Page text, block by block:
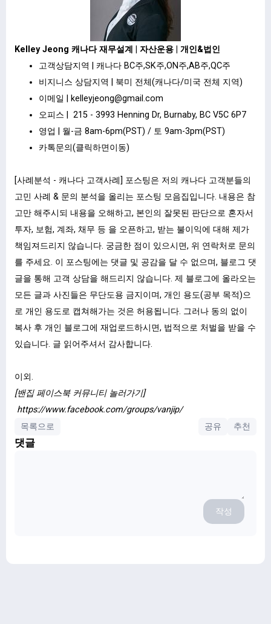
Kelley Jeong 캐나다 재무설계 | 자산운용 | 개인&법인
고객상담지역 | 캐나다 BC주,SK주,ON주,AB주,QC주
비지니스 상담지역 | 북미 전체(캐나다/미국 전체 지역)
이메일 |
kelleyjeong@gmail.com
오피스 | 215 - 3993 Henning Dr, Burnaby, BC V5C 6P7
영업 | 월-금 8am-6pm(PST) / 토 9am-3pm(PST)
카톡문의(클릭하면이동)
[사례분석 - 캐나다 고객사례] 포스팅은 저의 캐나다 고객분들의
고민 사례 & 문의 분석을 올리는 포스팅 모음집입니다. 내용은 참
고만 해주시되 내용을 오해하고, 본인의 잘못된 판단으로 혼자서
투자, 보험, 계좌, 채무 등 을 오픈하고, 받는 불이익에 대해 제가
책임져드리지 않습니다. 궁금한 점이 있으시면, 위 연락처로 문의
를 주세요. 이 포스팅에는 댓글 및 공감을 달 수 없으며, 블로그 댓
글을 통해 고객 상담을 해드리지 않습니다. 제 블로그에 올라오는
모든 글과 사진들은 무단도용 금지이며, 개인 용도(공부 목적)으
로 개인 용도로 캡쳐해가는 것은 허용됩니다. 그러나 동의 없이
복사 후 개인 블로그에 재업로드하시면, 법적으로 처벌을 받을 수
있습니다. 글 읽어주셔서 감사합니다.
이외.
[밴집 페이스북 커뮤니티 놀러가기]
https://www.facebook.com/groups/vanjip/
목록으로
공유 추천
댓글
작성